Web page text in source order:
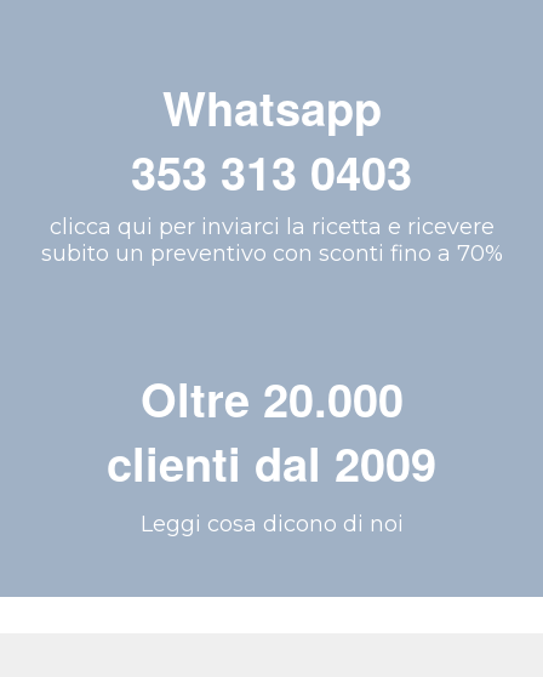
Whatsapp
353 313 0403
clicca qui per inviarci la ricetta e ricevere
subito un preventivo con sconti fino a 70%
Oltre 20.000
clienti dal 2009
Leggi cosa dicono di noi